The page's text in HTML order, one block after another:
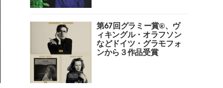
第67回グラミー賞︎®️、ヴ
ィキングル・オラフソン
などドイツ・グラモフォ
ンから３作品受賞